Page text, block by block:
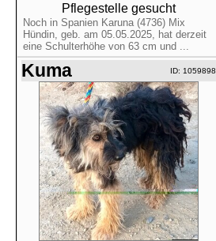
Pflegestelle gesucht
Noch in Spanien Karuna (4736) Mix
Hündin, geb. am 05.05.2025, hat derzeit
eine Schulterhöhe von 63 cm und ...
Kuma ID: 1059898